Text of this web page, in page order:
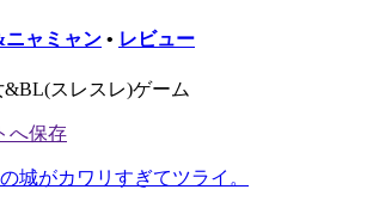
ニャミャン • レビュー
スレスレ)ゲーム